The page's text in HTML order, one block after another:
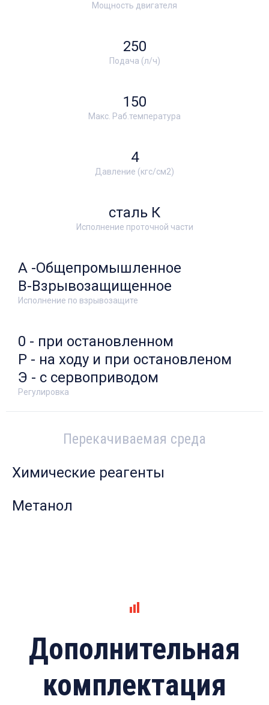
Мощность двигателя
Подача (л/ч)
250
Макс. Раб.температура
150
Давление (кгс/см2)
4
Исполнение проточной части
сталь К
Исполнение по взрывозащите
А -Общепромышленное
В-Взрывозащищенное
Регулировка
0 - при остановленном
Р - на ходу и при остановленом
Э - с сервоприводом
Перекачиваемая среда
Химические реагенты
Метанол
Дополнительная
комплектация